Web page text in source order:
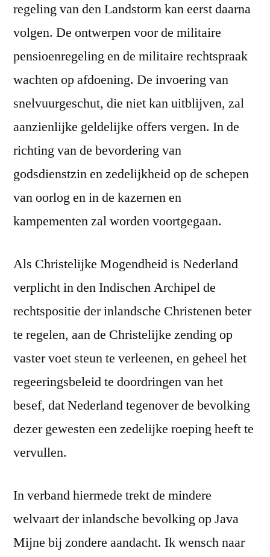
regeling van den Landstorm kan eerst daarna
volgen. De ontwerpen voor de militaire
pensioenregeling en de militaire rechtspraak
wachten op afdoening. De invoering van
snelvuurgeschut, die niet kan uitblijven, zal
aanzienlijke geldelijke offers vergen. In de
richting van de bevordering van
godsdienstzin en zedelijkheid op de schepen
van oorlog en in de kazernen en
kampementen zal worden voortgegaan.
Als Christelijke Mogendheid is Nederland
verplicht in den Indischen Archipel de
rechtspositie der inlandsche Christenen beter
te regelen, aan de Christelijke zending op
vaster voet steun te verleenen, en geheel het
regeeringsbeleid te doordringen van het
besef, dat Nederland tegenover de bevolking
dezer gewesten een zedelijke roeping heeft te
vervullen.
In verband hiermede trekt de mindere
welvaart der inlandsche bevolking op Java
Mijne bij zondere aandacht. Ik wensch naar